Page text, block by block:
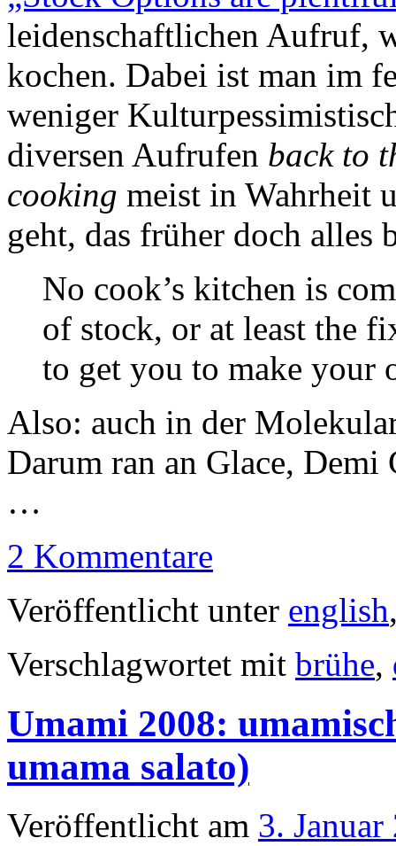
leidenschaftlichen Aufruf,
kochen. Dabei ist man im
weniger
diversen Aufrufen back to
cooking meist in Wahrheit
geht, das früher doch alles
No cook’s kitchen is
of stock, or at least the
to get you to make your
Also: auch in der
Darum ran an Glace,
…
2 Kommentare
Veröffentlicht unter english
Verschlagwortet mit brühe,
Umami 2008:
umama salato)
Veröffentlicht am 3. Januar